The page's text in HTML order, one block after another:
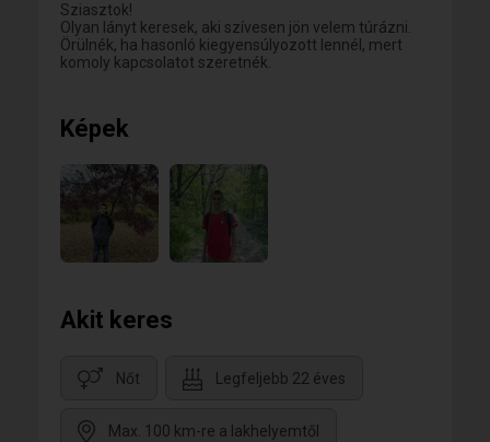
Sziasztok!
Olyan lányt keresek, aki szívesen jön velem túrázni.
Örülnék, ha hasonló kiegyensúlyozott lennél, mert
komoly kapcsolatot szeretnék.
Képek
Akit keres
Nőt Legfeljebb 22 éves
Max. 100 km-re a lakhelyemtől